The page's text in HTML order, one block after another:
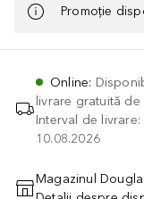
Promoție
Online:
livrare gratuită de
Interval de
10.08.2026
Magazinul